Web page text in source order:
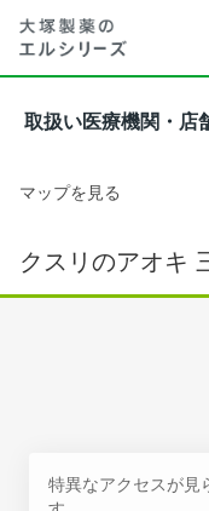
取扱い医療機関・店
マップを見る
クスリのアオキ
特異なアクセスが見